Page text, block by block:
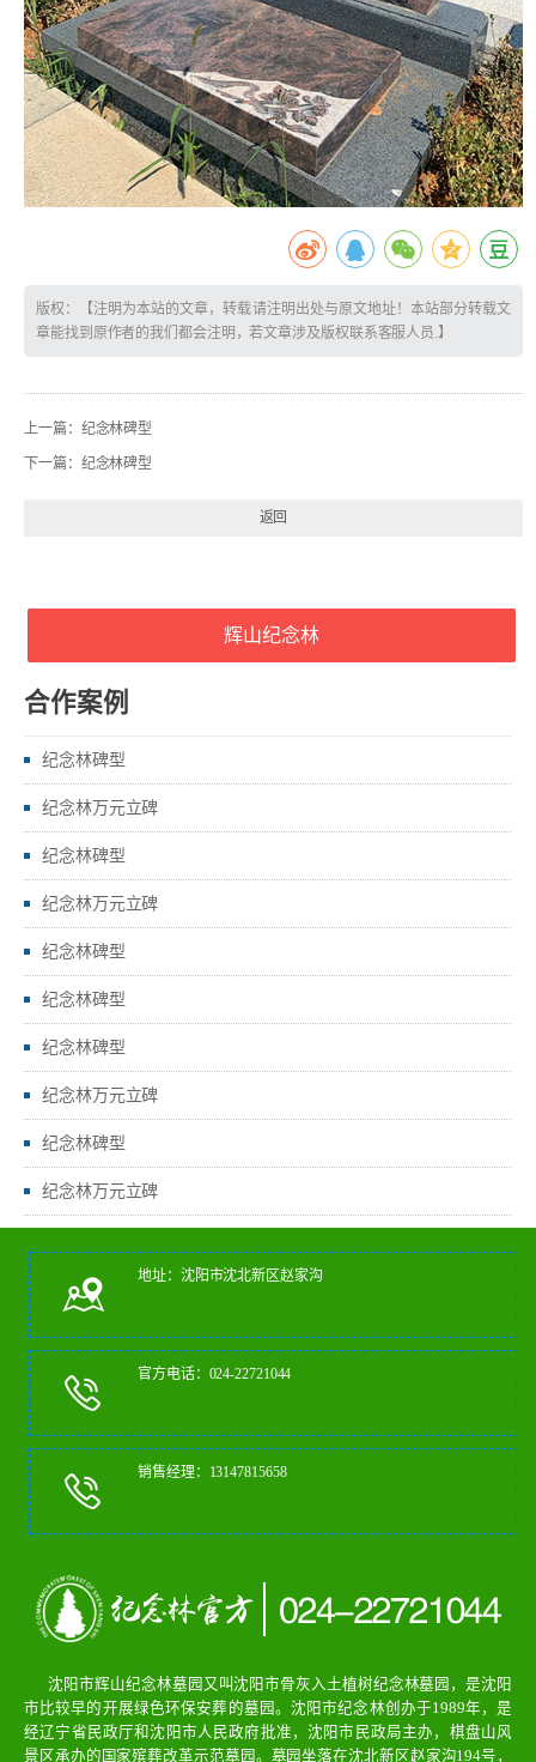
版权：【注明为本站的文章，转载请注明出处与原文地址！本站部分转载文
章能找到原作者的我们都会注明，若文章涉及版权联系客服人员.】
上一篇： 纪念林碑型
下一篇： 纪念林碑型
返回
辉山纪念林
合作案例
纪念林碑型
纪念林万元立碑
纪念林碑型
纪念林万元立碑
纪念林碑型
纪念林碑型
纪念林碑型
纪念林万元立碑
纪念林碑型
纪念林万元立碑
地址：沈阳市沈北新区赵家沟
官方电话：024-22721044
销售经理：13147815658
沈阳市辉山纪念林墓园又叫沈阳市骨灰入土植树纪念林墓园，是沈阳
市比较早的开展绿色环保安葬的墓园。沈阳市纪念林创办于1989年，是
经辽宁省民政厅和沈阳市人民政府批准，沈阳市民政局主办，棋盘山风
景区承办的国家殡葬改革示范墓园。墓园坐落在沈北新区赵家沟194号，